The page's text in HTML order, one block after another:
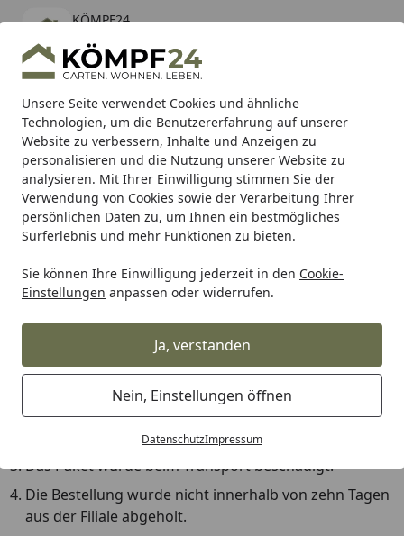
Unsere Seite verwendet Cookies und ähnliche
Technologien, um die Benutzererfahrung auf unserer
Website zu verbessern, Inhalte und Anzeigen zu
personalisieren und die Nutzung unserer Website zu
analysieren. Mit Ihrer Einwilligung stimmen Sie der
Verwendung von Cookies sowie der Verarbeitung Ihrer
persönlichen Daten zu, um Ihnen ein bestmögliches
Surferlebnis und mehr Funktionen zu bieten.
Sie können Ihre Einwilligung jederzeit in den Cookie-
Einstellungen anpassen oder widerrufen.
Ja, verstanden
Nein, Einstellungen öffnen
DatenschutzImpressum
KÖMPF24
kostenlos - Im App Store
Hotline
Alle Produkte
Mein Konto
Suchen
Startseite
Bestellung wurde zurückgeschickt
Warum wurde meine Bestellung
Sollte Ihre Bestellung von unserem Versandpartner
wieder an uns zurückgeschickt worden sein, könnte es
an folgenden Gründen liegen:
Die Lieferadresse war unvollständig oder fehlerhaft.
Unser Lieferpartner hatte keinen Zugang zu Ihrer
Das Paket wurde beim Transport beschädigt.
Die Bestellung wurde nicht innerhalb von zehn Tagen
aus der Filiale abgeholt.